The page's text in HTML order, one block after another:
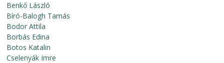
Benkő László
Bíró-Balogh Tamás
Bodor Attila
Borbás Edina
Botos Katalin
Cselenyák Imre